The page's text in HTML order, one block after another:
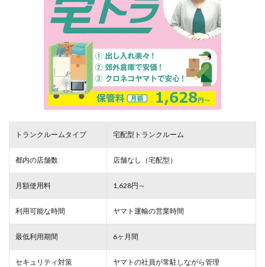
トランクルームタイプ 宅配型トランクルーム
都内の店舗数 店舗なし（宅配型）
月額使用料 1,628円～
利用可能な時間 ヤマト運輸の営業時間
最低利用期間 6ヶ月間
セキュリティ対策 ヤマトの社員が常駐しながら管理